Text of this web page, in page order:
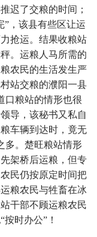
迟了交粮的时间；
”，该县有些区让运
抢运。结果收粮站
。运粮人马所需的
农民的生活发生严
站交粮的濮阳一县
口粮站的情形也很
导，该秘书又私自
车辆到达时，竟无
多。楚旺粮站情形
架桥后运粮，但专
民仍按原定时间把
粮农民与牲畜在冰
干部不顾运粮农民
时办公”！